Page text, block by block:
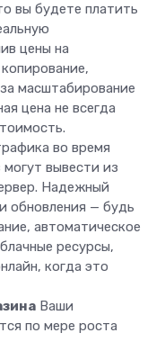
вы будете платить
цены на
масштабирование
цена не всегда
во время
вывести из
Надежный
обновления — будь
автоматическое
ресурсы,
когда это
Ваши
по мере роста